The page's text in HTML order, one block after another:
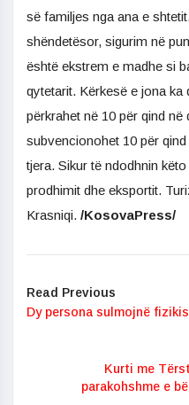
së familjes nga ana e
shëndetësor, sigurim në
është ekstrem e madhe si
qytetarit. Kërkesë e jona
përkrahet në 10 për qind në
subvencionohet 10 për
tjera. Sikur të ndodhnin
prodhimit dhe eksportit.
Krasniqi. /KosovaPress/
Read Previous
Dy persona sulmojnë
Kurti me
parakohshme e